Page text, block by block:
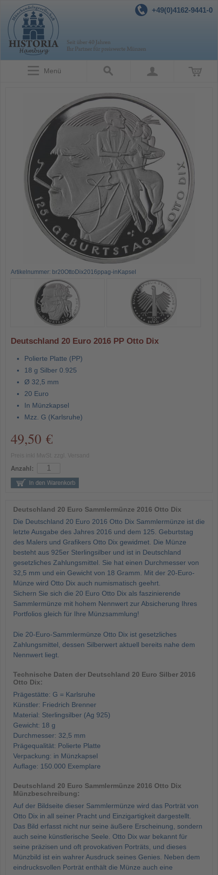
+49(0)4162-9441-0
Menü
Artikelnummer: br20OttoDix2016ppag-inKapsel
Deutschland 20 Euro 2016 PP Otto Dix
Polierte Platte (PP)
18 g Silber 0.925
Ø 32,5 mm
20 Euro
In Münzkapsel
Mzz. G (Karlsruhe)
49,50 €
Anzahl:
Deutschland 20 Euro Sammlermünze 2016 Otto Dix
Die Deutschland 20 Euro 2016 Otto Dix Sammlermünze ist die
letzte Ausgabe des Jahres 2016 und dem 125. Geburtstag
des Malers und Grafikers Otto Dix gewidmet. Die Münze
besteht aus 925er Sterlingsilber und ist in Deutschland
gesetzliches Zahlungsmittel. Sie hat einen Durchmesser von
32,5 mm und ein Gewicht von 18 Gramm. Mit der 20-Euro-
Münze wird Otto Dix auch numismatisch geehrt.
Sichern Sie sich die 20 Euro Otto Dix als faszinierende
Sammlermünze mit hohem Nennwert zur Absicherung Ihres
Portfolios gleich für Ihre Münzsammlung!
Die 20-Euro-Sammlermünze Otto Dix ist gesetzliches
Zahlungsmittel, dessen Silberwert aktuell bereits nahe dem
Nennwert liegt.
Technische Daten der Deutschland 20 Euro Silber 2016
Otto Dix:
Prägestätte: G = Karlsruhe
Künstler: Friedrich Brenner
Material: Sterlingsilber (Ag 925)
Gewicht: 18 g
Durchmesser: 32,5 mm
Prägequalität: Polierte Platte
Verpackung: in Münzkapsel
Auflage: 150.000 Exemplare
Deutschland 20 Euro Sammlermünze 2016 Otto Dix
Münzbeschreibung:
Auf der Bildseite dieser Sammlermünze wird das Porträt von
Otto Dix in all seiner Pracht und Einzigartigkeit dargestellt.
Das Bild erfasst nicht nur seine äußere Erscheinung, sondern
auch seine künstlerische Seele. Otto Dix war bekannt für
seine präzisen und oft provokativen Porträts, und dieses
Münzbild ist ein wahrer Ausdruck seines Genies. Neben dem
eindrucksvollen Porträt enthält die Münze auch eine